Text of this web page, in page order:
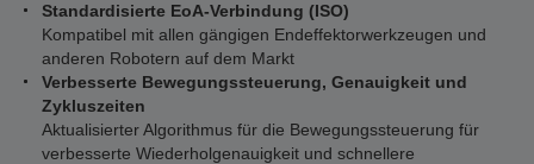
Standardisierte EoA-Verbindung (ISO)
Kompatibel mit allen gängigen Endeffektorwerkzeugen und
anderen Robotern auf dem Markt
Verbesserte Bewegungssteuerung, Genauigkeit und
Zykluszeiten
Aktualisierter Algorithmus für die Bewegungssteuerung für
verbesserte Wiederholgenauigkeit und schnellere